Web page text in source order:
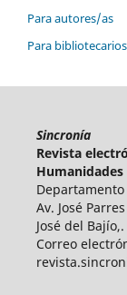
Para autores/as
Para
Sincronía
Revista
Humanidades
Av. José
José del
Correo